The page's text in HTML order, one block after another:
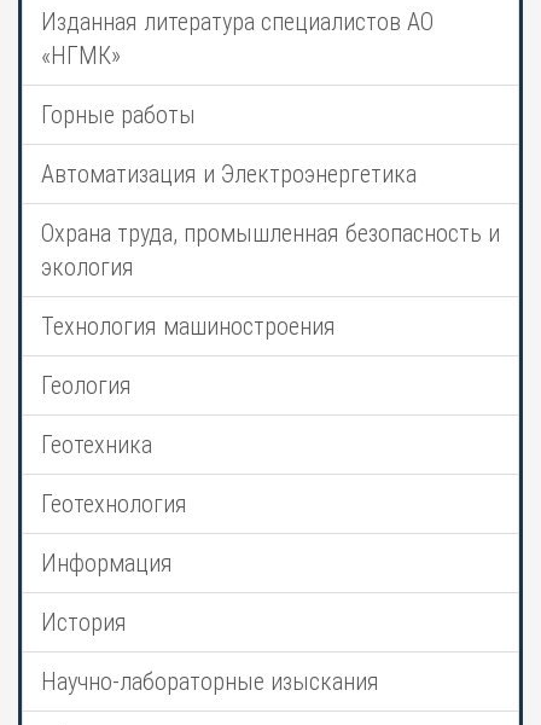
Изданная литература специалистов АО
«НГМК»
Горные работы
Автоматизация и Электроэнергетика
Охрана труда, промышленная безопасность и
экология
Технология машиностроения
Геология
Геотехника
Геотехнология
Информация
История
Научно-лабораторные изыскания